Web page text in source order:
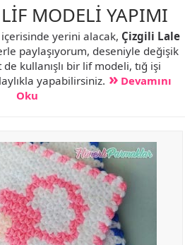
MODELİ YAPIMI
içerisinde yerini alacak, Çizgili Lale
paylaşıyorum, deseniyle değişik
kullanışlı bir lif modeli, tığ işi
yapabilirsiniz.
Devamını
Oku